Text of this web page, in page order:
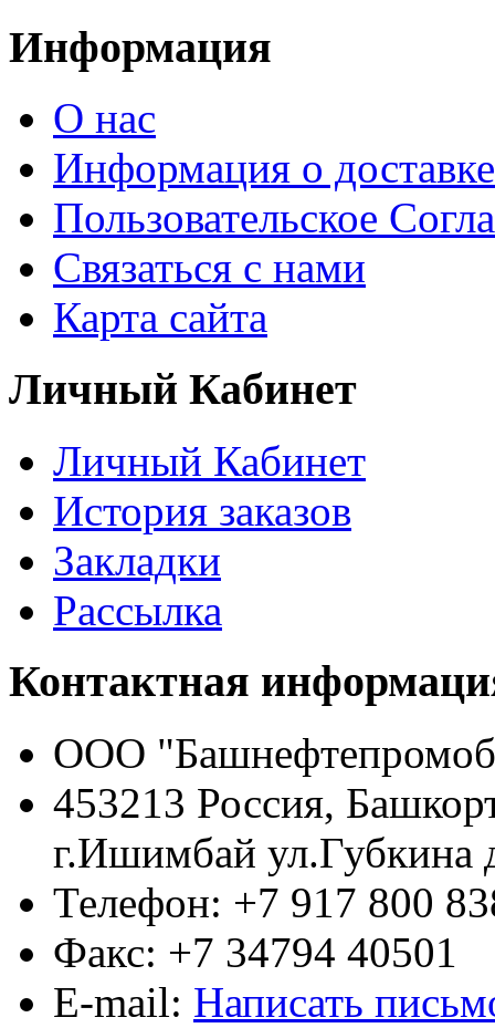
Информация
О нас
Информация о доставке
Пользовательское
Связаться с нами
Карта сайта
Личный Кабинет
Личный Кабинет
История заказов
Закладки
Рассылка
Контактная
ООО
453213 Россия,
г.Ишимбай ул.Губкина
Телефон: +7 917 800
Факс: +7 34794 40501
E-mail: Написать